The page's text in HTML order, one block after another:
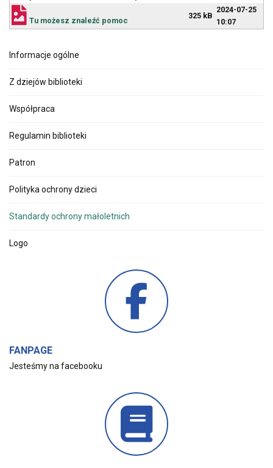
Tu możesz znaleźć pomoc
325 kB
2024-07-25
10:07
Informacje ogólne
Z dziejów biblioteki
Współpraca
Regulamin biblioteki
Patron
Polityka ochrony dzieci
Standardy ochrony małoletnich
Logo
FANPAGE
Jesteśmy na facebooku